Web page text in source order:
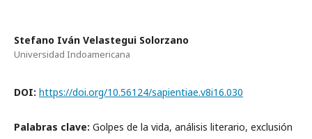
Stefano Iván Velastegui Solorzano
Universidad Indoamericana
DOI: https://doi.org/10.56124/sapientiae.v8i16.030
Palabras clave: Golpes de la vida, análisis literario, exclusión